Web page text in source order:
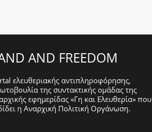
AND FREEDOM
ελευθεριακής αντιπληροφόρησης,
της συντακτικής ομάδας της
εφημερίδας «Γη και Ελευθερία» που
η Αναρχική Πολιτική Οργάνωση.